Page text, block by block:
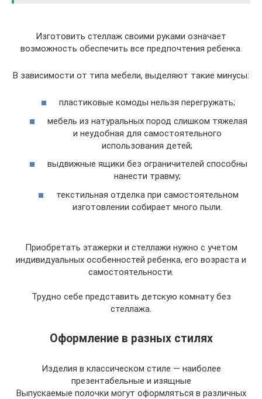
Изготовить стеллаж своими руками означает
возможность обеспечить все предпочтения ребенка.
В зависимости от типа мебели, выделяют такие минусы:
пластиковые комоды нельзя перегружать;
мебель из натуральных пород слишком тяжелая
и неудобная для самостоятельного
использования детей;
выдвижные ящики без ограничителей способны
нанести травму;
текстильная отделка при самостоятельном
изготовлении собирает много пыли.
Приобретать этажерки и стеллажи нужно с учетом
индивидуальных особенностей ребенка, его возраста и
самостоятельности.
Трудно себе представить детскую комнату без
стеллажа.
Оформление в разных стилях
Изделия в классическом стиле — наиболее
презентабельные и изящные
Выпускаемые полочки могут оформляться в различных